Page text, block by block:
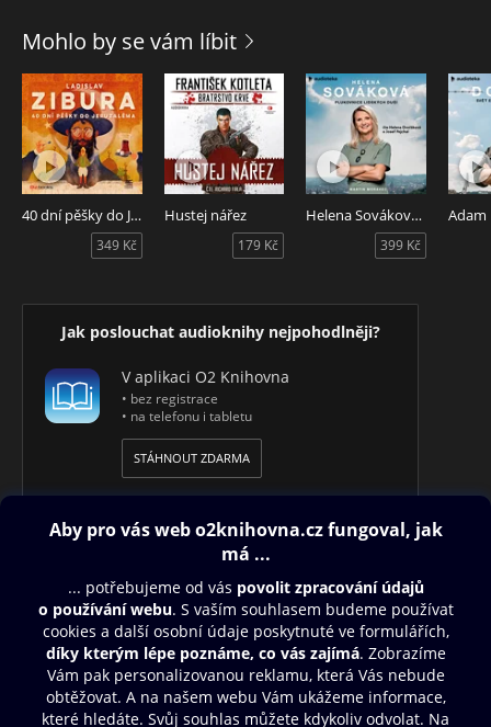
vzdělávacích programů pro děti na pěti kontinentech.
Otcem projektu je Daniel Fiala, zakladatel a provozovatel
DatabazeKnih.cz, největšího knižního webu v Česku a na
Slovensku.
Audioknihu Povídky, které pomáhají čtou Jiří Ployhar, Martina
Nesvadbová a Vasil Fridrich.
Mohlo by se vám líbit
40 dní pěšky do Jeruzaléma
349 Kč
Hustej nářez
179 Kč
Helena Sováková: Plukovnice lidských duší
399 Kč
Jak poslouchat audioknihy nejpohodlněji?
V aplikaci O2 Knihovna
• bez registrace
• na telefonu i tabletu
STÁHNOUT ZDARMA
Obsah ke stažení
Moje O2 Knihovna
Další zábava